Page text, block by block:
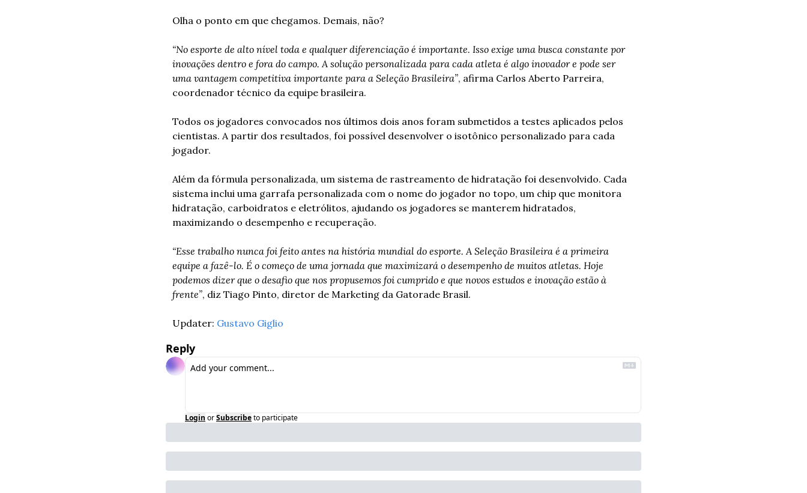
Olha o ponto em que chegamos. Demais, não?
“No esporte de alto nível toda e qualquer diferenciação é importante. Isso exige uma busca constante por
inovações dentro e fora do campo. A solução personalizada para cada atleta é algo inovador e pode ser
uma vantagem competitiva importante para a Seleção Brasileira”, afirma Carlos Aberto Parreira,
coordenador técnico da equipe brasileira.
Todos os jogadores convocados nos últimos dois anos foram submetidos a testes aplicados pelos
cientistas. A partir dos resultados, foi possível desenvolver o isotônico personalizado para cada
jogador.
Além da fórmula personalizada, um sistema de rastreamento de hidratação foi desenvolvido. Cada
sistema inclui uma garrafa personalizada com o nome do jogador no topo, um chip que monitora
hidratação, carboidratos e eletrólitos, ajudando os jogadores se manterem hidratados,
maximizando o desempenho e recuperação.
“Esse trabalho nunca foi feito antes na história mundial do esporte. A Seleção Brasileira é a primeira
equipe a fazê-lo. É o começo de uma jornada que maximizará o desempenho de muitos atletas. Hoje
podemos dizer que o desafio que nos propusemos foi cumprido e que novos estudos e inovação estão à
frente”, diz Tiago Pinto, diretor de Marketing da Gatorade Brasil.
Updater: Gustavo Giglio
Reply
Login orSubscribeto participate